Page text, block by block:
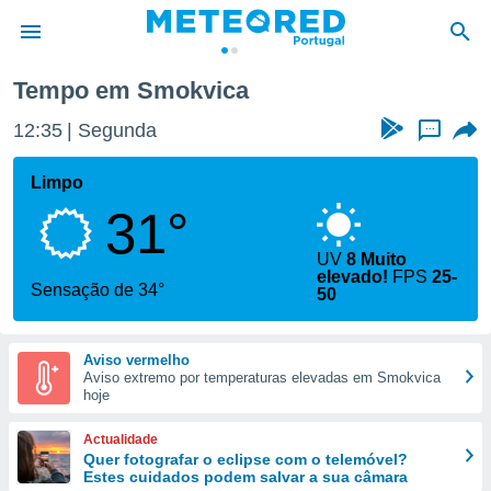
da
foi
fornecidas
a este
das
e
forma
digital
Tempo em Smokvica
12:35 Segunda ...
Limpo
31°
Sensação de 34°
UV8 Muito
elevado! FPS25-
50
Aviso vermelho
Aviso extremo por temperaturas elevadas em Smokvica
hoje
Actualidade
Quer fotografar o eclipse com o telemóvel?
Estes cuidados podem salvar a sua câmara